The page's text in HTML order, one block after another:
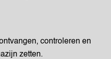
controleren en
zetten.